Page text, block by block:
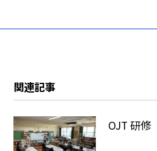
関連記事
OJT 研修